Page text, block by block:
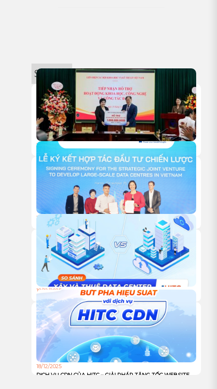
Sự kiện
18/05/2026
HITC TRAO TẶNG 1 TỶ ĐỒNG HỖ TRỢ HOẠT ĐỘNG NGHIÊN
CỨU KHOA HỌC CỦA VUSTA
18/12/2025
HỘI NGHỊ KHÁCH HÀNG HITC 2025 – VỮNG BƯỚC ĐỒNG
HÀNH, VƯƠN XA CÙNG HẠ TẦNG XANH
18/12/2025
TỰ XÂY HAY THUÊ TRUNG TÂM DỮ LIỆU: ĐÂU LÀ LỰA
CHỌN TỐI ƯU CHO DOANH NGHIỆP?
18/12/2025
DỊCH VỤ CDN CỦA HITC – GIẢI PHÁP TĂNG TỐC WEBSITE